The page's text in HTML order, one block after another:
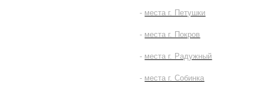
- места г. Петушки
- места г. Покров
- места г. Радужный
- места г. Собинка